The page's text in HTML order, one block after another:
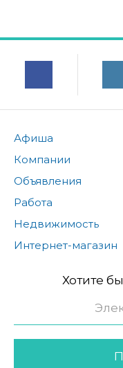
Афиша
Компании
Объявления
Работа
Недвижимость
Интернет-магазин
Хотите